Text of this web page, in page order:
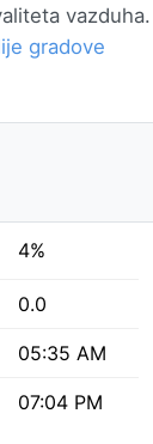
vazduha.
gradove
4%
0.0
05:35 AM
07:04 PM